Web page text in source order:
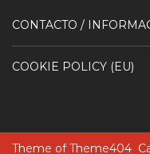
CONTACTO /
COOKIE POLICY (EU)
Theme ofTheme404